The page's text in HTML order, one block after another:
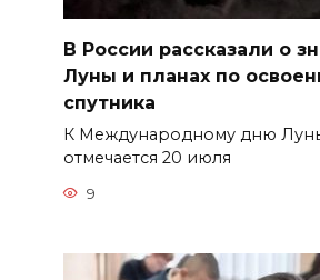
В России рассказали о
Луны и планах по
спутника
К Международному дню
отмечается 20 июля
9